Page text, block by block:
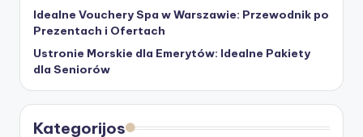
Idealne Vouchery Spa w Warszawie: Przewodnik po
Prezentach i Ofertach
Ustronie Morskie dla Emerytów: Idealne Pakiety
dla Seniorów
Kategorijos